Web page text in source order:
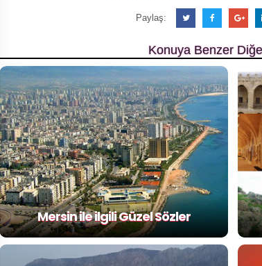
Paylaş:
Konuya Benzer
Mersin ile ilgili Güzel Sözler